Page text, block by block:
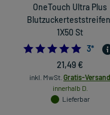
OneTouch Ultra Plus
1X50 St
5.0
3*
21,49 €
inkl. MwSt. Gratis-Versand
innerhalb D.
Lieferbar